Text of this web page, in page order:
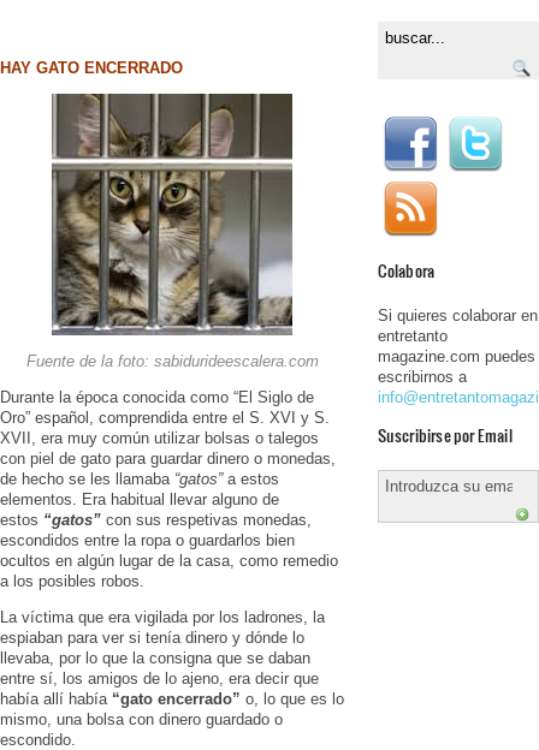
HAY GATO ENCERRADO
Fuente de la foto: sabidurideescalera.com
Durante la época conocida como “El Siglo de
Oro” español, comprendida entre el S. XVI y S.
XVII, era muy común utilizar bolsas o talegos
con piel de gato para guardar dinero o monedas,
de hecho se les llamaba “gatos”a estos
elementos. Era habitual llevar alguno de
estos “gatos” con sus respetivas monedas,
escondidos entre la ropa o guardarlos bien
ocultos en algún lugar de la casa, como remedio
a los posibles robos.
La víctima que era vigilada por los ladrones, la
espiaban para ver si tenía dinero y dónde lo
llevaba, por lo que la consigna que se daban
entre sí, los amigos de lo ajeno, era decir que
había allí había “gato encerrado” o, lo que es lo
mismo, una bolsa con dinero guardado o
escondido.
Colabora
Si quieres colaborar en
entretanto
magazine.com puedes
escribirnos a
Suscribirse por Email